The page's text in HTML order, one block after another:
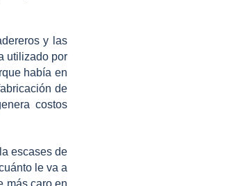
y las
utilizado por
había en
de
costos
escases de
le va a
más caro en